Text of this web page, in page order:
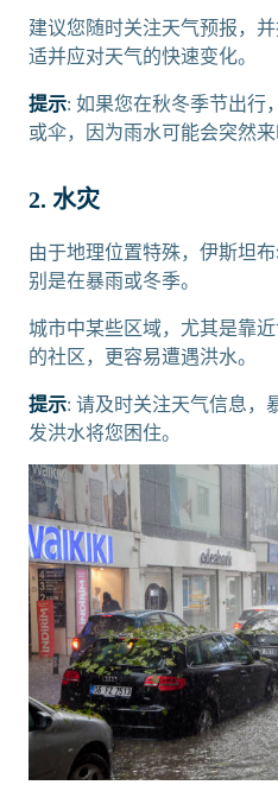
建议您随时关注天气预报，
适并应对天气的快速变化。
提示: 如果您在秋冬季节出行
或伞，因为雨水可能会突然来
2. 水灾
由于地理位置特殊，伊斯坦
别是在暴雨或冬季。
城市中某些区域，尤其是靠
的社区，更容易遭遇洪水。
提示: 请及时关注天气信息，
发洪水将您困住。